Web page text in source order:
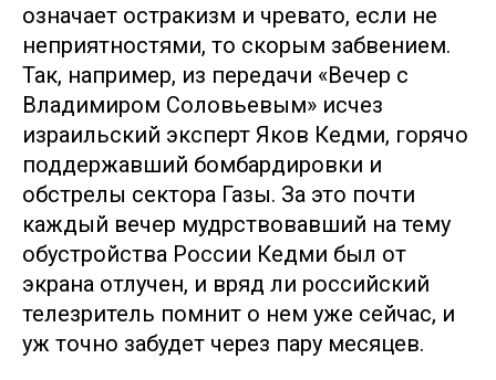
означает остракизм и чревато, если не
неприятностями, то скорым забвением.
Так, например, из передачи «Вечер с
Владимиром Соловьевым» исчез
израильский эксперт Яков Кедми, горячо
поддержавший бомбардировки и
обстрелы сектора Газы. За это почти
каждый вечер мудрствовавший на тему
обустройства России Кедми был от
экрана отлучен, и вряд ли российский
телезритель помнит о нем уже сейчас, и
уж точно забудет через пару месяцев.